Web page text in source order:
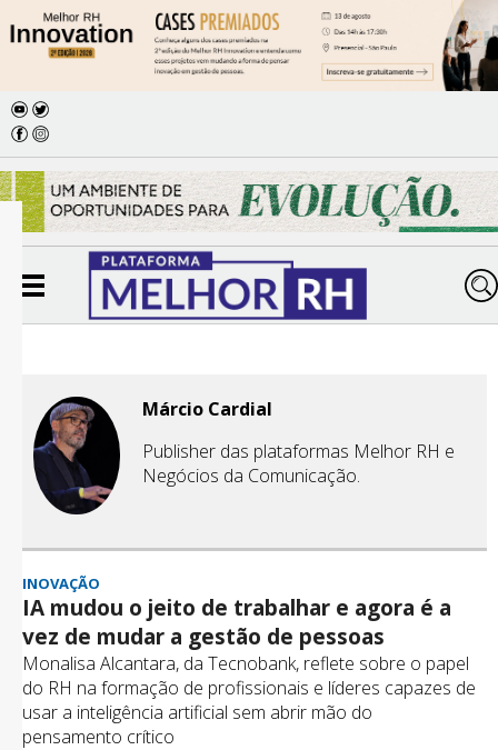
Márcio Cardial
Publisher das plataformas Melhor RH e
Negócios da Comunicação.
INOVAÇÃO
IA mudou o jeito de trabalhar e agora é a
vez de mudar a gestão de pessoas
Monalisa Alcantara, da Tecnobank, reflete sobre o papel
do RH na formação de profissionais e líderes capazes de
usar a inteligência artificial sem abrir mão do
pensamento crítico